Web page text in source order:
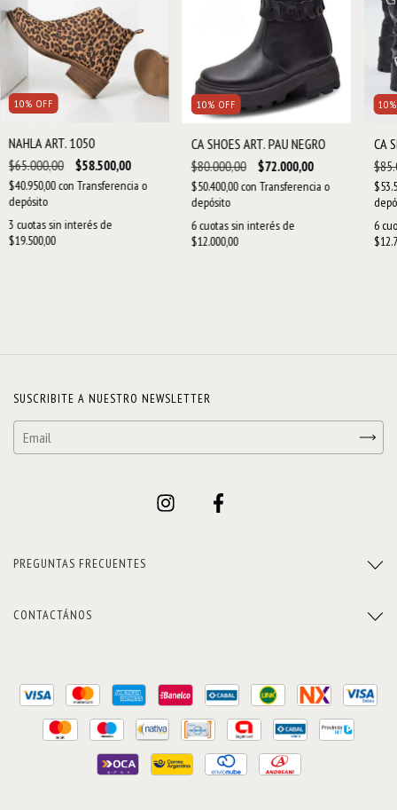
10% OFF
NAHLA ART. 1050
$65.000,00 $58.500,00
$40.950,00con Transferencia o
depósito
3 cuotas sin interés de
$19.500,00
10% OFF
CA SHOES ART. PAU NEGRO
$80.000,00 $72.000,00
$50.400,00con Transferencia o
depósito
6cuotas sin interés de
$12.000,00
10
CA
6
SUSCRIBITE A NUESTRO NEWSLETTER
PREGUNTAS FRECUENTES
CONTACTÁNOS